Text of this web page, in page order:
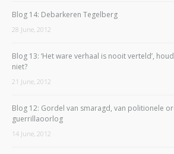
Blog 14: Debarkeren Tegelberg
28 June, 2012
Blog 13: ‘Het ware verhaal is nooit verteld’,
niet?
21 June, 2012
Blog 12: Gordel van smaragd, van politionele
guerrillaoorlog
14 June, 2012